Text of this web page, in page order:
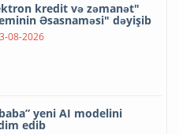
kredit və zəmanət"
Əsasnaməsi" dəyişib
08-2026
yeni AI modelini
edib